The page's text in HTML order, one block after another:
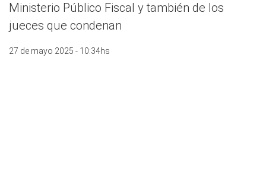
Ministerio Público Fiscal y también de los
jueces que condenan
27 de mayo 2025 - 10:34hs